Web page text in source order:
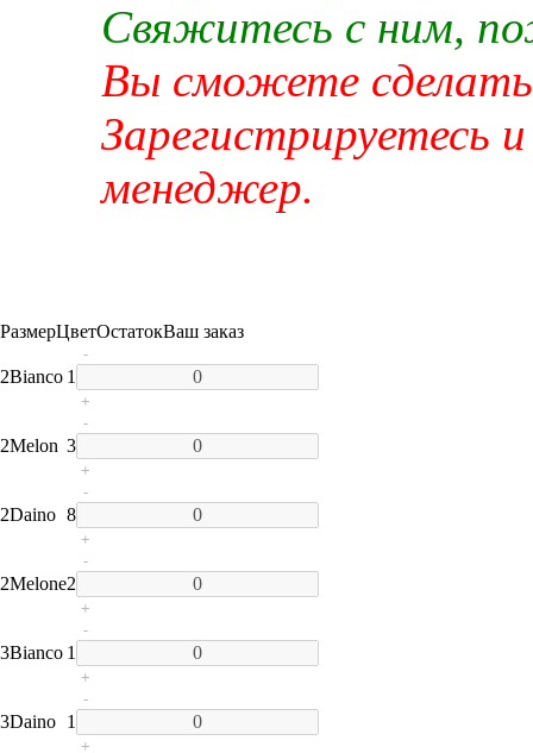
Свяжитесь с ним,
Вы сможете сделать
Зарегистрируетесь
менеджер.
РазмерЦветОстатокВаш заказ
2Bianco 1
-
+
2Melon 3
-
+
2Daino 8
-
+
2Melone2
-
+
3Bianco 1
-
+
3Daino 1
-
+